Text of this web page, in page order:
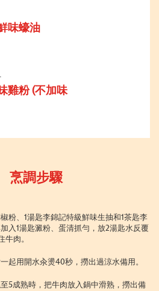
味蠔油
雞粉 (不加味
烹調步驟
粉、1湯匙李錦記特級鮮味生抽和1茶匙李
入1湯匙澱粉、蛋清抓勻，放2湯匙水反覆
牛肉。
起用開水汆燙40秒，撈出過涼水備用。
5成熟時，把牛肉放入鍋中滑熟，撈出備